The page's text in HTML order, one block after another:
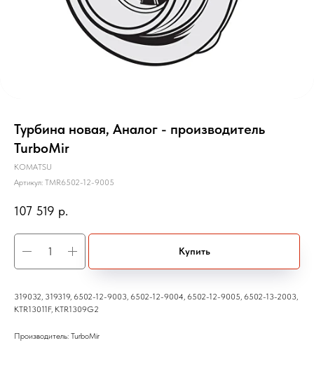
Турбина новая, Аналог - производитель
TurboMir
KOMATSU
Артикул: TMR6502-12-9005
107 519 р.
Купить
319032, 319319, 6502-12-9003, 6502-12-9004, 6502-12-9005, 6502-13-2003,
KTR13011F, KTR1309G2
Производитель: TurboMir